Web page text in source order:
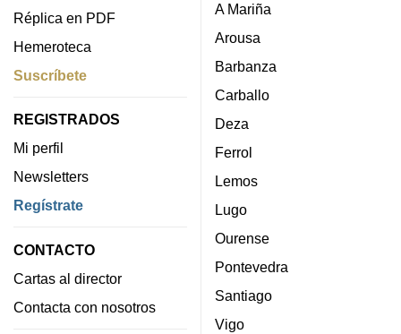
Réplica en PDF
Hemeroteca
Suscríbete
REGISTRADOS
Mi perfil
Newsletters
Regístrate
CONTACTO
Cartas al director
Contacta con nosotros
A Mariña
Arousa
Barbanza
Carballo
Deza
Ferrol
Lemos
Lugo
Ourense
Pontevedra
Santiago
Vigo